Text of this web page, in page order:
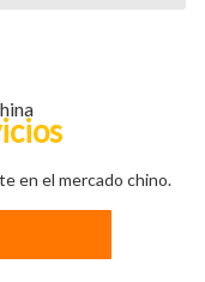
en el mercado chino.